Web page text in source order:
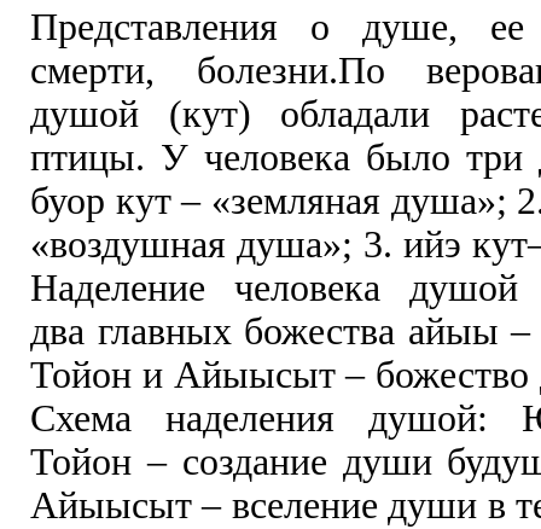
Представления о душе, ее
смерти, болезни.По
душой (кут) обладали
птицы. У человека было
буор кут – «земляная душа»;
«воздушная душа»; 3. ийэ
Наделение человека душой
два главных божества
Тойон и Айыысыт – божество
Схема наделения
Тойон – создание души
Айыысыт – вселение души в